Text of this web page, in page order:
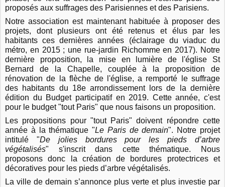
proposés aux suffrages des Parisiennes et des Parisiens.
Notre association est maintenant habituée à proposer des
projets, dont plusieurs ont été retenus et élus par les
habitants ces dernières années (éclairage du viaduc du
métro, en 2015 ; une rue-jardin Richomme en 2017). Notre
dernière proposition, la mise en lumière de l'église St
Bernard de la Chapelle, couplée à la proposition de
rénovation de la flèche de l'église, a remporté le suffrage
des habitants du 18e arrondissement lors de la dernière
édition du Budget participatif en 2019. Cette année, c'est
pour le budget "tout Paris" que nous faisons un proposition.
Les propositions pour "tout Paris" doivent répondre cette
année à la thématique "Le Paris de demain". Notre projet
intitulé "De jolies bordures pour les pieds d’arbre
végétalisés" s'inscrit dans cette thématique.
Nous
proposons donc la création de bordures protectrices et
décoratives pour les pieds d’arbre végétalisés.
La ville de demain s’annonce plus verte et plus investie par